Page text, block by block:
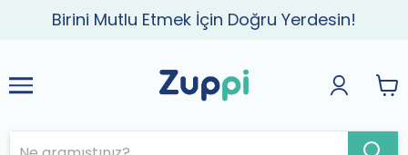
Birini Mutlu Etmek İçin Doğru Yerdesin!